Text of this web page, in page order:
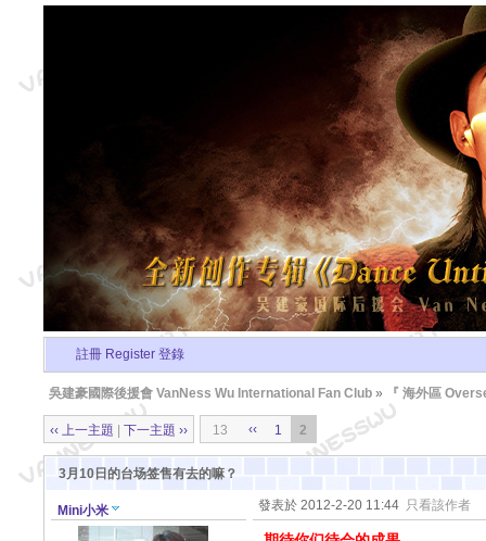
註冊 Register 登錄
吳建豪國際後援會 VanNess Wu International Fan Club » 『 海外區
‹‹ 上一主題 下一主題 ›› 13 ‹‹ 1 2
3月10日的台场签售有去的嘛？
Mini小米 發表於 2012-2-20 11:44 只看該作者